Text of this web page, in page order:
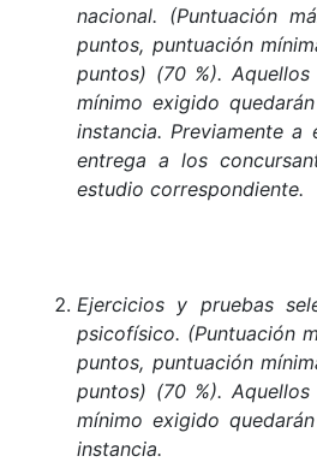
nacional. (Puntuación
puntos, puntuación
puntos) (70 %).
mínimo exigido
instancia. Previamente a
entrega a los
estudio correspondiente.
Ejercicios y pruebas
psicofísico. (Puntuación
puntos, puntuación
puntos) (70 %).
mínimo exigido
instancia.